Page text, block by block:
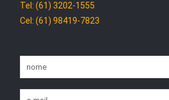
Tel: (61) 3202-1555
Cel: (61) 98419-7823